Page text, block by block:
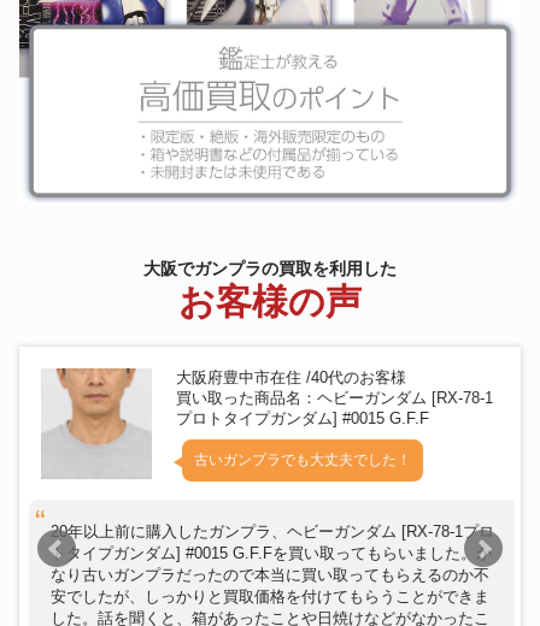
ガンプラ(ガンダムグッズ)
SDガンダム ジージェネレーショ
ガンプラ(ガンダムグッズ)
バンダイ カードダスマスターズ
MOBILE SUIT GUNDAM トレ
カBOX
当時物 クローバー 機動戦士ガン
ダム イタリア版
ガンプラ(ガンダムグッズ)
ガンダムX Blu-rayメモリアルボ
ックス
バンダイ バーチャルボーイソフ
ガンプラ(ガンダムグッズ)
TiCTAC MS-07B グフ クロノグ
ラフウォッチ TiC-GUNDAM
マックスリミテッド「機動戦士
ムSEED DESTINY カドキャ
ガンプラ(ガンダムグッズ)
年筆 SPECIAL EDITION
ガンプラ(ガンダムグッズ)
宮田織物 ガンダムシリーズ45周
年記念半纏 ブラック フリーサイ
ズ
大阪でガンプラの買取を利用した
お客様の声
大阪府豊中市在住 /40代のお客様
買い取った商品名：ヘビーガンダム [RX-78-1
プロトタイプガンダム] #0015 G.F.F
古いガンプラでも大丈夫でした！
20年以上前に購入したガンプラ、ヘビーガンダム [RX-78-1プロ
トタイプガンダム] #0015 G.F.Fを買い取ってもらいました。か
なり古いガンプラだったので本当に買い取ってもらえるのか不
安でしたが、しっかりと買取価格を付けてもらうことができま
した。話を聞くと、箱があったことや日焼けなどがなかったこ